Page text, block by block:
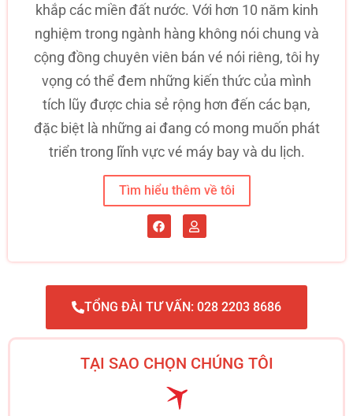
khắp các miền đất nước. Với hơn 10 năm kinh
nghiệm trong ngành hàng không nói chung và
cộng đồng chuyên viên bán vé nói riêng, tôi hy
vọng có thể đem những kiến thức của mình
tích lũy được chia sẻ rộng hơn đến các bạn,
đặc biệt là những ai đang có mong muốn phát
triển trong lĩnh vực vé máy bay và du lịch.
Tìm hiểu thêm về tôi
TỔNG ĐÀI TƯ VẤN: 028 2203 8686
TẠI SAO CHỌN CHÚNG TÔI